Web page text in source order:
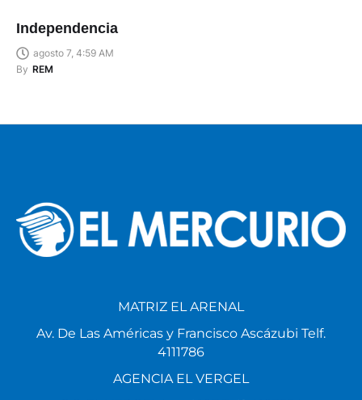
Independencia
agosto 7, 4:59 AM
By REM
MATRIZ EL ARENAL
Av. De Las Américas y Francisco Ascázubi Telf.
4111786
AGENCIA EL VERGEL